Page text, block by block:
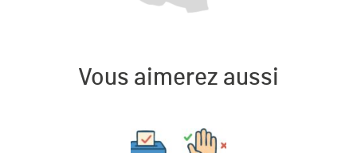
Vous aimerez aussi